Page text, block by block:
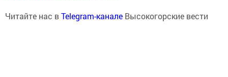
Читайте нас вTelegram-канале Высокогорские вести